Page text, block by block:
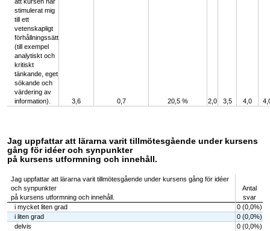
stimulerat mig
till ett
vetenskapligt
förhållningssätt
(till exempel
analytiskt och
kritiskt
tänkande, eget
sökande och
värdering av
information).
3,6 0,7 20,5 % 2,0 3,5 4,0
Jag uppfattar att lärarna varit tillmötesgående under kursens
gång för idéer och synpunkter
på kursens utformning och innehåll.
Jag uppfattar att lärarna varit tillmötesgående under kursens gång för idéer
och synpunkter
på kursens utformning och innehåll.
Antal
svar
i mycket liten grad
0 (0,0%)
i liten grad
0 (0,0%)
delvis
0 (0,0%)